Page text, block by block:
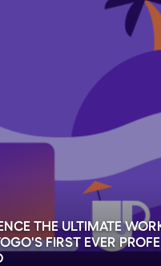
THE ULTIMATE
FIRST EVER